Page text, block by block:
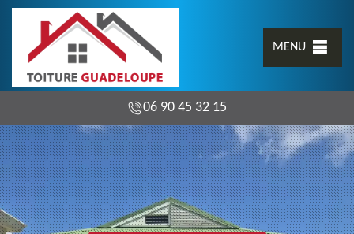
MENU
06 90 45 32 15